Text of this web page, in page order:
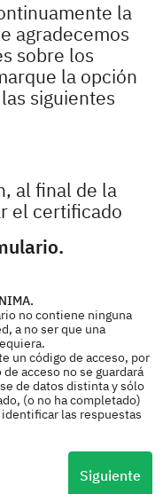
la
agradecemos
sobre los
la opción
siguientes
al final de la
el certificado
no contiene ninguna
a no ser que una
un código de acceso, por
acceso no se guardará
de datos distinta y sólo
(o no ha completado)
las respuestas
Siguiente